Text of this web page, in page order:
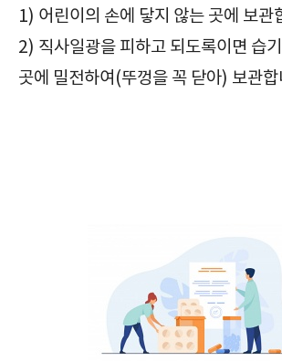
1) 어린이의 손에 닿지 않는 곳에 보관
2) 직사일광을 피하고 되도록이면 습
곳에 밀전하여(뚜껑을 꼭 닫아) 보관합